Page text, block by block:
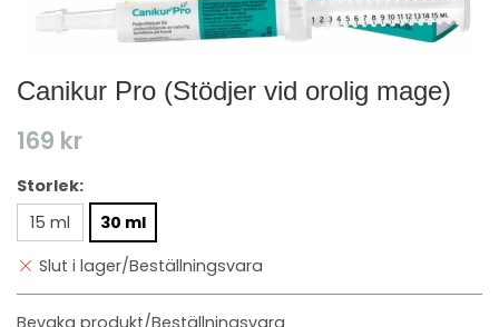
Canikur Pro (Stödjer vid orolig mage)
169 kr
Storlek:
15 ml
30 ml
Slut i lager/Beställningsvara
Bevaka produkt/Beställningsvara